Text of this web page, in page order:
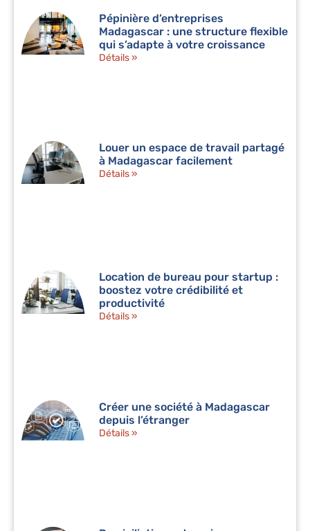
Pépinière d’entreprises
Madagascar : une structure flexible
qui s’adapte à votre croissance
Détails »
Louer un espace de travail partagé
à Madagascar facilement
Détails »
Location de bureau pour startup :
boostez votre crédibilité et
productivité
Détails »
Créer une société à Madagascar
depuis l’étranger
Détails »